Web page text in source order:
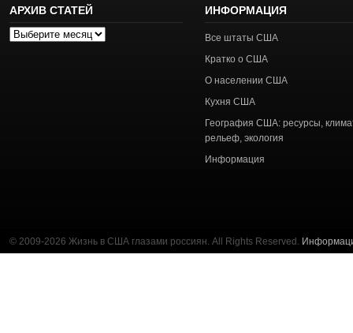
АРХИВ СТАТЕЙ
Архив
ИНФОРМАЦИЯ
Все штаты США
Кратко о США
О населении США
Кухня США
География США: ресурсы,
рельеф, экология
Информация
© 2009-2026 Жизнь в США глазами россиян. All Rights Reserved.